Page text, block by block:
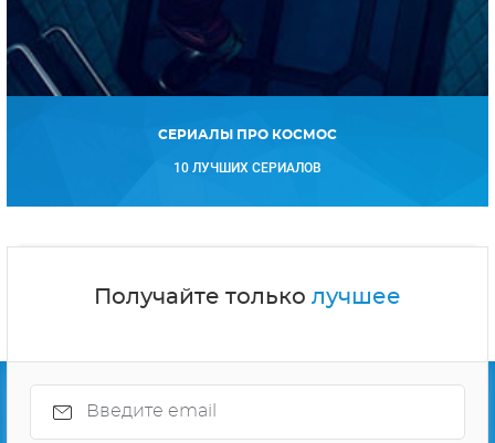
СЕРИАЛЫ ПРО КОСМОС
10 ЛУЧШИХ СЕРИАЛОВ
Получайте только лучшее